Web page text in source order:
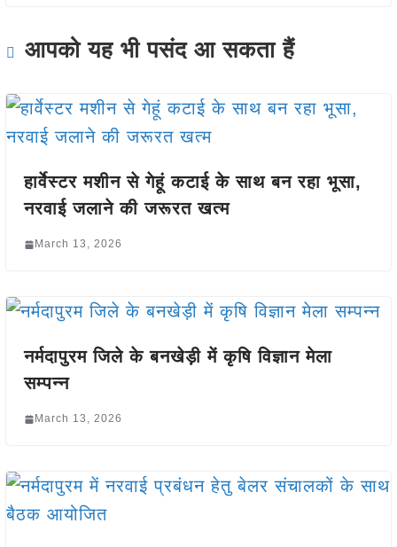
आपको यह भी पसंद आ सकता हैं
हार्वेस्टर मशीन से गेहूं कटाई के साथ बन रहा भूसा,
नरवाई जलाने की जरूरत खत्म
March 13, 2026
नर्मदापुरम जिले के बनखेड़ी में कृषि विज्ञान मेला
सम्पन्न
March 13, 2026